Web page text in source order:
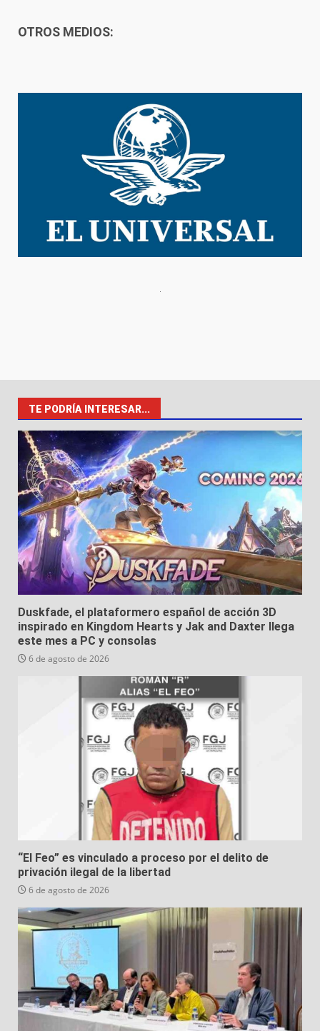
OTROS MEDIOS:
TE PODRÍA INTERESAR...
Duskfade, el plataformero español de acción 3D
inspirado en Kingdom Hearts y Jak and Daxter llega
este mes a PC y consolas
6 de agosto de 2026
“El Feo” es vinculado a proceso por el delito de
privación ilegal de la libertad
6 de agosto de 2026